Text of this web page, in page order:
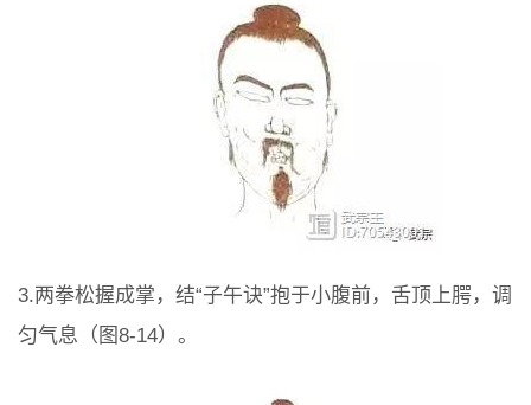
3.两拳松握成掌，结“子午诀”抱于小腹前，舌顶上腭，调
匀气息（图8-14）。